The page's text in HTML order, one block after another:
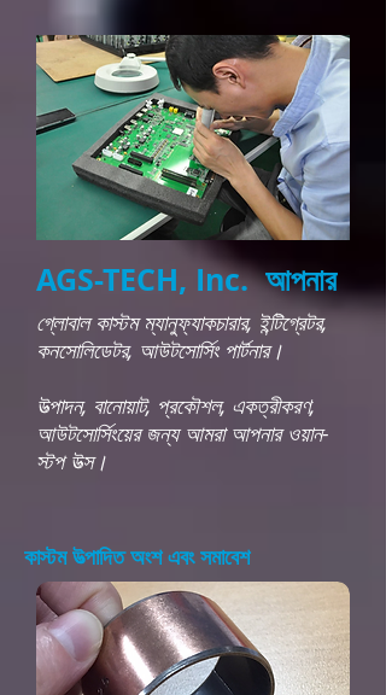
AGS-TECH, Inc. আপনার
গ্লোবাল কাস্টম ম্যানুফ্যাকচারার, ইন্টিগ্রেটর,
কনসোলিডেটর, আউটসোর্সিং পার্টনার।
উত্পাদন, বানোয়াট, প্রকৌশল, একত্রীকরণ,
আউটসোর্সিংয়ের জন্য আমরা আপনার ওয়ান-
স্টপ উত্স।
কাস্টম উত্পাদিত অংশ এবং সমাবেশ